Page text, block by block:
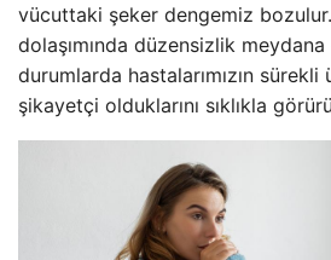
vücuttaki şeker dengemiz
dolaşımında düzensizlik
durumlarda hastalarımızın sürekli
şikayetçi olduklarını sıklıkla